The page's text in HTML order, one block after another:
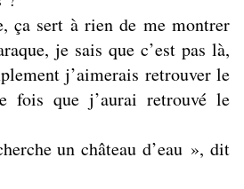
ça sert à rien de me montrer
je sais que c’est pas là,
j’aimerais retrouver le
fois que j’aurai retrouvé le
un château d’eau », dit